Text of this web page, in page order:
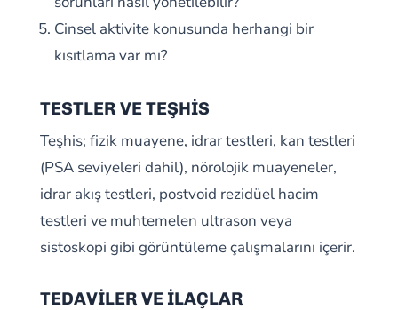
Cinsel aktivite konusunda herhangi bir
kısıtlama var mı?
TESTLER VE TEŞHİS
Teşhis; fizik muayene, idrar testleri, kan testleri
(PSA seviyeleri dahil), nörolojik muayeneler,
idrar akış testleri, postvoid rezidüel hacim
testleri ve muhtemelen ultrason veya
sistoskopi gibi görüntüleme çalışmalarını içerir.
TEDAVİLER VE İLAÇLAR